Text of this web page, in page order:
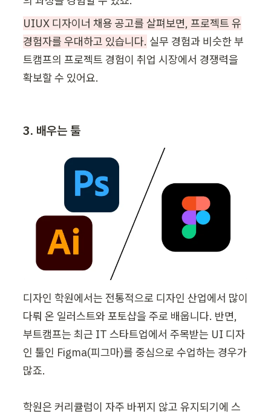
UIUX 디자이너 채용 공고를 살펴보면, 프로젝트 유
경험자를 우대하고 있습니다. 실무 경험과 비슷한 부
트캠프의 프로젝트 경험이 취업 시장에서 경쟁력을
확보할 수 있어요.
3. 배우는 툴
디자인 학원에서는 전통적으로 디자인 산업에서 많이
다뤄 온 일러스트와 포토샵을 주로 배웁니다. 반면,
부트캠프는 최근 IT 스타트업에서 주목받는 UI 디자
인 툴인 Figma(피그마)를 중심으로 수업하는 경우가
많죠.
학원은 커리큘럼이 자주 바뀌지 않고 유지되기에 스